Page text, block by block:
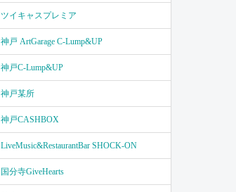
ツイキャスプレミア
神戸 ArtGarage C-Lump&UP
神戸C-Lump&UP
神戸某所
神戸CASHBOX
LiveMusic&RestaurantBar SHOCK-ON
国分寺GiveHearts